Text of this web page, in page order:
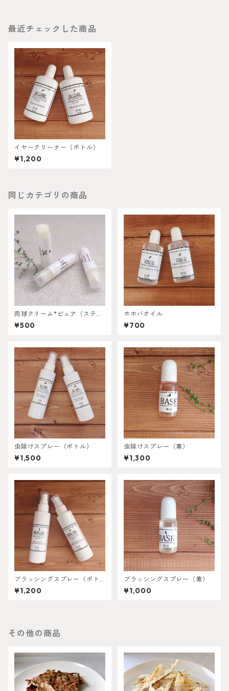
最近チェックした商品
イヤークリーナー（ボトル）
¥1,200
同じカテゴリの商品
肉球クリーム*ピュア（スティ
ック）
¥500
ホホバオイル
¥700
虫除けスプレー（ボトル）
¥1,500
虫除けスプレー（素）
¥1,300
ブラッシングスプレー（ボト
ル）
¥1,200
ブラッシングスプレー（素）
¥1,000
その他の商品